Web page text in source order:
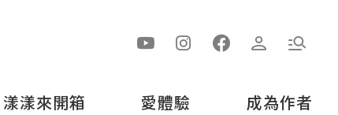
漾漾來開箱 愛體驗 成為作者